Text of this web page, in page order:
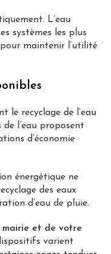
L’eau
systèmes les plus
maintenir l’utilité
le recyclage de l’eau
de l’eau proposent
d’économie
énergétique ne
des eaux
d’eau de pluie.
mairie et de votre
varient